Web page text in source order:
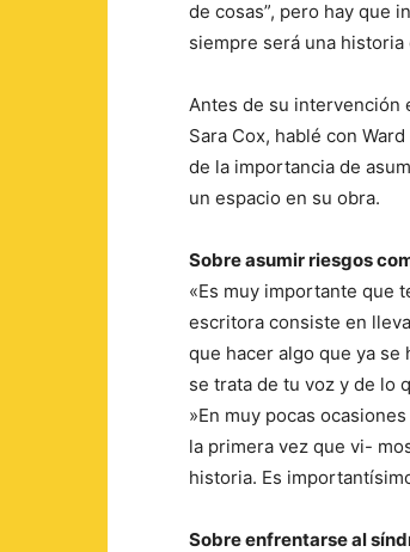
de cosas”, pero hay que
siempre será una historia
Antes de su intervención
Sara Cox, hablé con
de la importancia de
un espacio en su obra.
Sobre asumir riesgos
«Es muy importante que
escritora consiste en
que hacer algo que ya
se trata de tu voz y de lo
»En muy pocas
la primera vez que vi-
historia. Es
Sobre enfrentarse al